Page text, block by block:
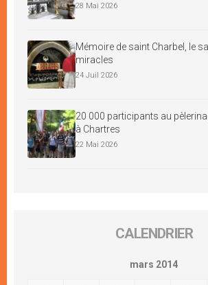
28 Mai 2026
Mémoire de saint Charbel, le
miracles
24 Juil 2026
20 000 participants au
à Chartres
22 Mai 2026
CALENDRIER
mars 2014